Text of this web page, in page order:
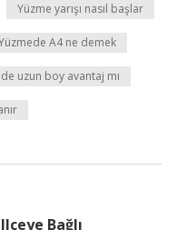
Yüzme yarışı nasıl başlar
A4 ne demek
uzun boy avantaj mı
Bağlı